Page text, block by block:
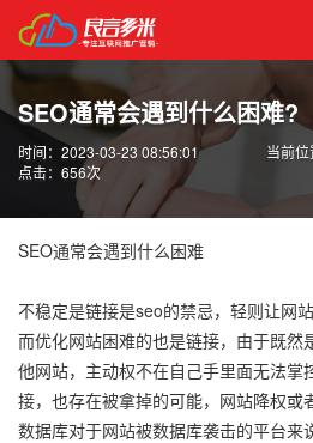
SEO通常会遇到什么困难?
当前位
时间：2023-03-23 08:56:01
点击： 656次
SEO通常会遇到什么困难
不稳定是链接是seo的禁忌，轻则让网
而优化网站困难的也是链接，由于既然
他网站，主动权不在自己手里面无法掌
接，也存在被拿掉的可能，网站降权或
数据库对于网站被数据库袭击的平台来